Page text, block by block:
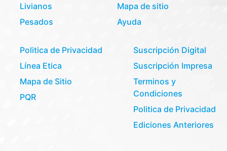
Livianos
Pesados
Mapa de sitio
Ayuda
Politica de Privacidad
Línea Etica
Mapa de Sitio
PQR
Suscripción Digital
Suscripción Impresa
Terminos y
Condiciones
Politica de Privacidad
Ediciones Anteriores